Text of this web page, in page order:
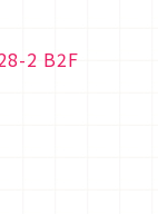
2 B2F